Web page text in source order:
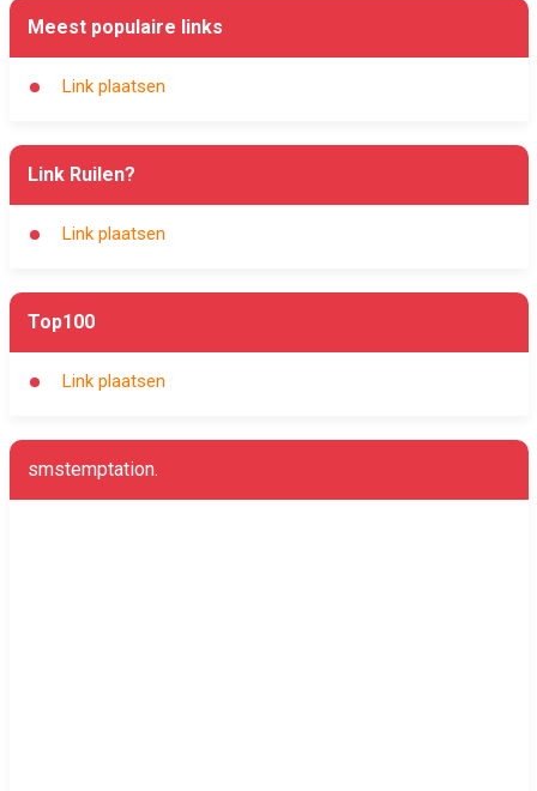
Meest populaire links
Link plaatsen
Link Ruilen?
Link plaatsen
Top100
Link plaatsen
smstemptation.